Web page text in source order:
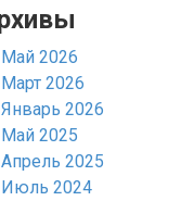
Май 2026
Март 2026
Январь 2026
Май 2025
Апрель 2025
Июль 2024